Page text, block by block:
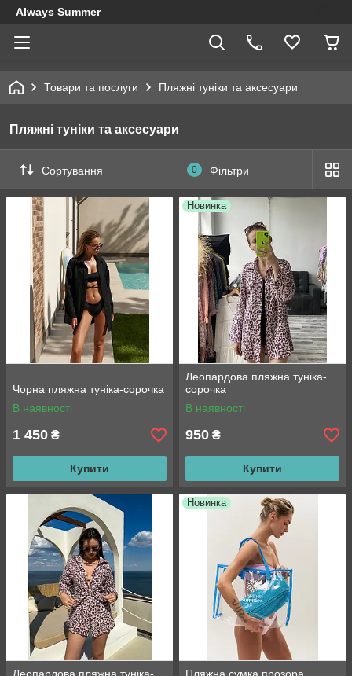
Always Summer
Товари та послуги Пляжні туніки та аксесуари
Пляжні туніки та аксесуари
Сортування 0 Фільтри
Чорна пляжна туніка-сорочка
В наявності
1 450 ₴
Купити
Новинка
Леопардова пляжна туніка-
сорочка
В наявності
950 ₴
Купити
Новинка